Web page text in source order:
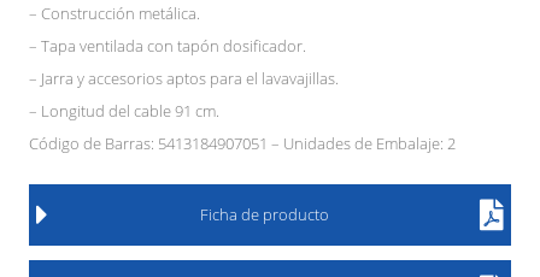
– Construcción metálica.
– Tapa ventilada con tapón dosificador.
– Jarra y accesorios aptos para el lavavajillas.
– Longitud del cable 91 cm.
Código de Barras: 5413184907051 – Unidades de Embalaje: 2
Ficha de producto